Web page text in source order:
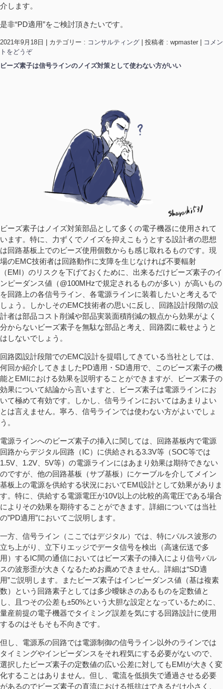
介します。
是非“PD適用”をご検討頂きたいです。
2021年9月18日 カテゴリー : コンサルティング 投稿者 : wpmaster
コメン
トをどうぞ
ビーズ素子は信号ラインのノイズ対策として使わない方がいい
ビーズ素子はノイズ対策部品として多くの電子機器に使用されて
います。特に、力ずくでノイズを抑えこもうとする設計者の思想
は回路基板上でのビーズ使用個数からも感じ取れるものです。現
場のEMC技術者は回路動作に支障を生じなければ不要輻射
（EMI）のリスクを下げておくために、出来るだけビーズ素子のイ
ンピーダンス値（@100MHzで規定されるものが多い）が高いもの
を回路上の各信号ライン、各電源ラインに装着したいと考えるで
しょう。しかしそのEMC技術者の思いに反し、回路設計段階の設
計者は部品コスト削減や部品実装面積削減の観点から効果がよく
分からないビーズ素子を無駄な部品と考え、回路図に載せようと
はしないでしょう。
回路図設計段階でのEMC設計を提唱してきている当社としては、
何回か紹介してきましたPD適用・SD適用で、このビーズ素子の機
能とEMIにおける効果を説明することができますが、ビーズ素子の
効果について結論から言いますと、ビーズ素子は電源ラインにお
いて極めて有効です。しかし、信号ラインにおいてはあまりよい
とは言えません。寧ろ、信号ラインでは使わない方がよいでしょ
う。
電源ラインへのビーズ素子の挿入に関しては、回路基板内で電源
回路からデジタル回路（IC）に供給される3.3V等（SOC等では
1.5V、1.2V、5V等）の電源ラインにはあまり効果は期待できない
のですが、他の回路基板（サブ基板）にケーブルを介してメイン
基板上の電源を供給する状況においてEMI設計として効果がありま
す。特に、供給する電源電圧が10V以上の比較的高電圧である場合
によりその効果を期待することができます。詳細については当社
の”PD適用”においてご説明します。
一方、信号ライン（ここではデジタル）では、特にパルス波形の
立ち上がり、立下りエッジでデータ信号を検出（高速伝送で多
用）するIC間の通信においてはビーズ素子の挿入により信号パル
スの波形歪が大きくなるためお薦めできません。詳細は“SD適
用”ご説明します。またビーズ素子はインピーダンス値（基は複素
数）という回路素子としては多少曖昧さのあるものを定数値と
し、且つその公差も±50%という大胆な設定となっているために、
量産前提の電子機器でタイミング誤差を気にする回路設計に使用
するのはそもそも不向きです。
但し、電源系の回路では電源制御の信号ライン以外のラインでは
タイミングやインピーダンスをそれ程気にする必要がないので、
選択したビーズ素子の定数値の広い公差に対してもEMIが大きく変
化することはありません。但し、電流を低損失で通過させる必要
があるのでビーズ素子の直流における抵抗はできるだけ小さく、